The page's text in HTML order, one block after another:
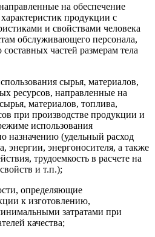
на обеспечение
продукции с
и свойствами человека
обслуживающего персонала,
составных частей размерам тела
сырья, материалов,
ресурсов, направленные на
материалов, топлива,
при производстве продукции и
использования
назначению (удельный расход
энергии, энергоносителя, а также
трудоемкость в расчете на
и т.п.);
определяющие
к изготовлению,
затратами при
качества;